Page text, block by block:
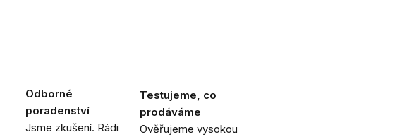
Odborné
poradenství
Jsme zkušení. Rádi
Testujeme, co
prodáváme
Ověřujeme vysokou